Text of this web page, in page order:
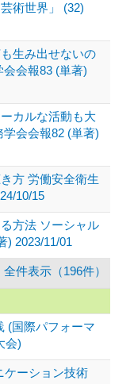
術世界」 (32)
生み出せないの
会報83 (単著)
カルな活動も大
会会報82 (単著)
方 労働安全衛生
10/15
方法 ソーシャル
) 2023/11/01
全件表示（196件）
(国際パフォーマ
会)
ケーション技術